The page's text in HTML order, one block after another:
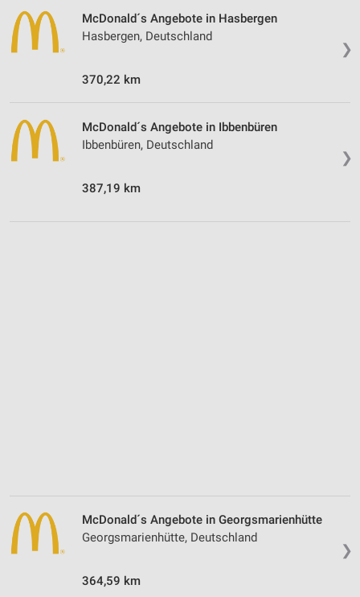
❯
McDonald´s Angebote in Hasbergen
Hasbergen, Deutschland
370,22 km
❯
McDonald´s Angebote in Ibbenbüren
Ibbenbüren, Deutschland
387,19 km
❯
McDonald´s Angebote in Georgsmarienhütte
Georgsmarienhütte, Deutschland
364,59 km